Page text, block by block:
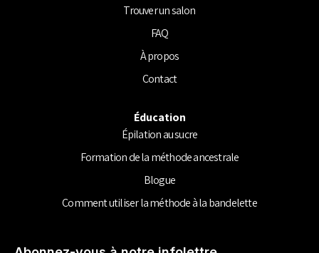
o g
a
k
Trouver un salon
FAQ
À propos
Contact
Éducation
Épilation au sucre
Formation de la méthode ancestrale
Blogue
Comment utiliser la méthode à la bandelette